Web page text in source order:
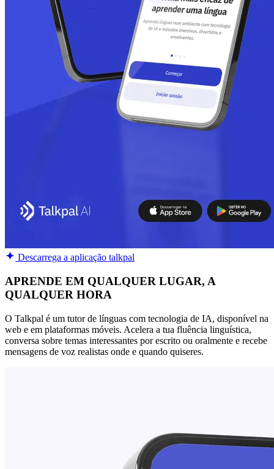
Descarrega a aplicação talkpal
APRENDE EM QUALQUER LUGAR, A
QUALQUER HORA
O Talkpal é um tutor de línguas com tecnologia de IA, disponível na
web e em plataformas móveis. Acelera a tua fluência linguística,
conversa sobre temas interessantes por escrito ou oralmente e recebe
mensagens de voz realistas onde e quando quiseres.